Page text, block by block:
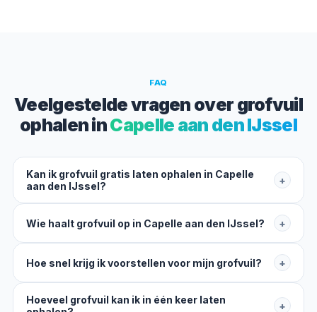
FAQ
Veelgestelde vragen over grofvuil
ophalen inCapelle aan den IJssel
Kan ik grofvuil gratis laten ophalen in Capelle
aan den IJssel?
+
Wie haalt grofvuil op in Capelle aan den IJssel? +
Hoe snel krijg ik voorstellen voor mijn grofvuil? +
Hoeveel grofvuil kan ik in één keer laten
+